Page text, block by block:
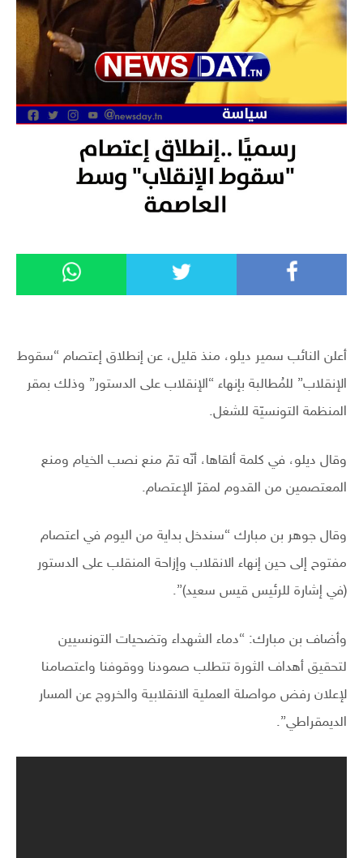
أعلن النائب سمير ديلو، منذ قليل، عن إنطلاق إعتصام “سقوط
الإنقلاب” للمُطالبة بإنهاء “الإنقلاب على الدستور” وذلك بمقر
المنظمة التونسيّة للشغل.
وقال ديلو، في كلمة ألقاها، أنّه تمّ منع نصب الخيام ومنع
المعتصمين من القدوم لمقرّ الإعتصام.
وقال جوهر بن مبارك “سندخل بداية من اليوم في اعتصام
مفتوح إلى حين إنهاء الانقلاب وإزاحة المنقلب على الدستور
(في إشارة للرئيس قيس سعيد)”.
وأضاف بن مبارك: “دماء الشهداء وتضحيات التونسيين
لتحقيق أهداف الثورة تتطلب صمودنا ووقوفنا واعتصامنا
لإعلان رفض مواصلة العملية الانقلابية والخروج عن المسار
الديمقراطي”.